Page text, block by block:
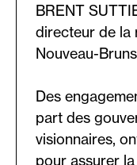
BRENT
directeur de la
Nouveau-
Des
part des
visionnaires,
pour assurer